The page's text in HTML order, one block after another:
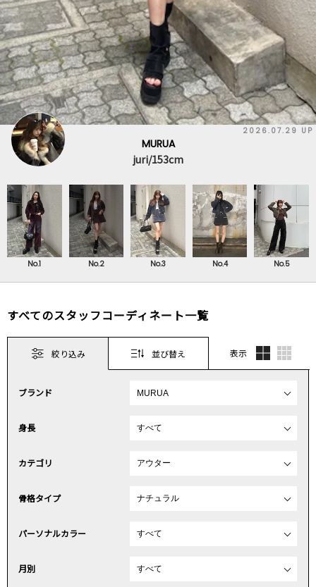
2026.07.29 UP
MURUA
juri/153cm
No.1 No.2 No.3 No.4 No.5
すべてのスタッフコーディネート一覧
絞り込み 並び替え 表示
ブランド
身長
カテゴリ
骨格タイプ
パーソナルカラー
月別